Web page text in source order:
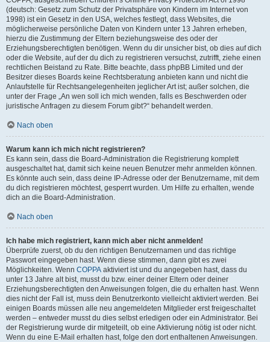
(deutsch: Gesetz zum Schutz der Privatsphäre von Kindern im Internet von
1998) ist ein Gesetz in den USA, welches festlegt, dass Websites, die
möglicherweise persönliche Daten von Kindern unter 13 Jahren erheben,
hierzu die Zustimmung der Eltern beziehungsweise des oder der
Erziehungsberechtigten benötigen. Wenn du dir unsicher bist, ob dies auf dich
oder die Website, auf der du dich zu registrieren versuchst, zutrifft, ziehe einen
rechtlichen Beistand zu Rate. Bitte beachte, dass phpBB Limited und der
Besitzer dieses Boards keine Rechtsberatung anbieten kann und nicht die
Anlaufstelle für Rechtsangelegenheiten jeglicher Art ist; außer solchen, die
unter der Frage „An wen soll ich mich wenden, falls es Beschwerden oder
juristische Anfragen zu diesem Forum gibt?“ behandelt werden.
Nach oben
Warum kann ich mich nicht registrieren?
Es kann sein, dass die Board-Administration die Registrierung komplett
ausgeschaltet hat, damit sich keine neuen Benutzer mehr anmelden können.
Es könnte auch sein, dass deine IP-Adresse oder der Benutzername, mit dem
du dich registrieren möchtest, gesperrt wurden. Um Hilfe zu erhalten, wende
dich an die Board-Administration.
Nach oben
Ich habe mich registriert, kann mich aber nicht anmelden!
Überprüfe zuerst, ob du den richtigen Benutzernamen und das richtige
Passwort eingegeben hast. Wenn diese stimmen, dann gibt es zwei
Möglichkeiten. Wenn COPPA aktiviert ist und du angegeben hast, dass du
unter 13 Jahre alt bist, musst du bzw. einer deiner Eltern oder deiner
Erziehungsberechtigten den Anweisungen folgen, die du erhalten hast. Wenn
dies nicht der Fall ist, muss dein Benutzerkonto vielleicht aktiviert werden. Bei
einigen Boards müssen alle neu angemeldeten Mitglieder erst freigeschaltet
werden – entweder musst du dies selbst erledigen oder ein Administrator. Bei
der Registrierung wurde dir mitgeteilt, ob eine Aktivierung nötig ist oder nicht.
Wenn du eine E-Mail erhalten hast, folge den dort enthaltenen Anweisungen.